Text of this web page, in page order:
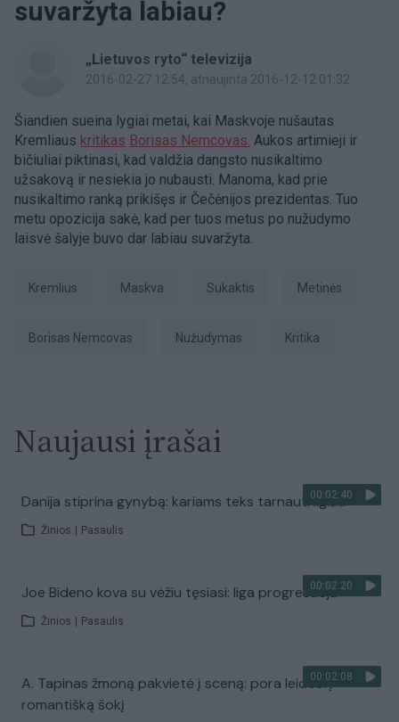
suvaržyta labiau?
„Lietuvos ryto“ televizija
2016-02-27 12:54, atnaujinta 2016-12-12 01:32
Šiandien sueina lygiai metai, kai Maskvoje nušautas
Kremliaus kritikas Borisas Nemcovas. Aukos artimieji ir
bičiuliai piktinasi, kad valdžia dangsto nusikaltimo
užsakovą ir nesiekia jo nubausti. Manoma, kad prie
nusikaltimo ranką prikišęs ir Čečėnijos prezidentas. Tuo
metu opozicija sakė, kad per tuos metus po nužudymo
laisvė šalyje buvo dar labiau suvaržyta.
Kremlius Maskva sukaktis metinės
Borisas Nemcovas nužudymas kritika
Naujausi įrašai
00:02:40
Danija stiprina gynybą: kariams teks tarnauti ilgiau
Žinios Pasaulis
00:02:20
Joe Bideno kova su vėžiu tęsiasi: liga progresuoja
Žinios Pasaulis
00:02:08
A. Tapinas žmoną pakvietė į sceną: pora leidosi į
romantišką šokį